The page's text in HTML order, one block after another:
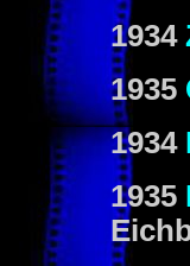
1934
1935
1934
1935